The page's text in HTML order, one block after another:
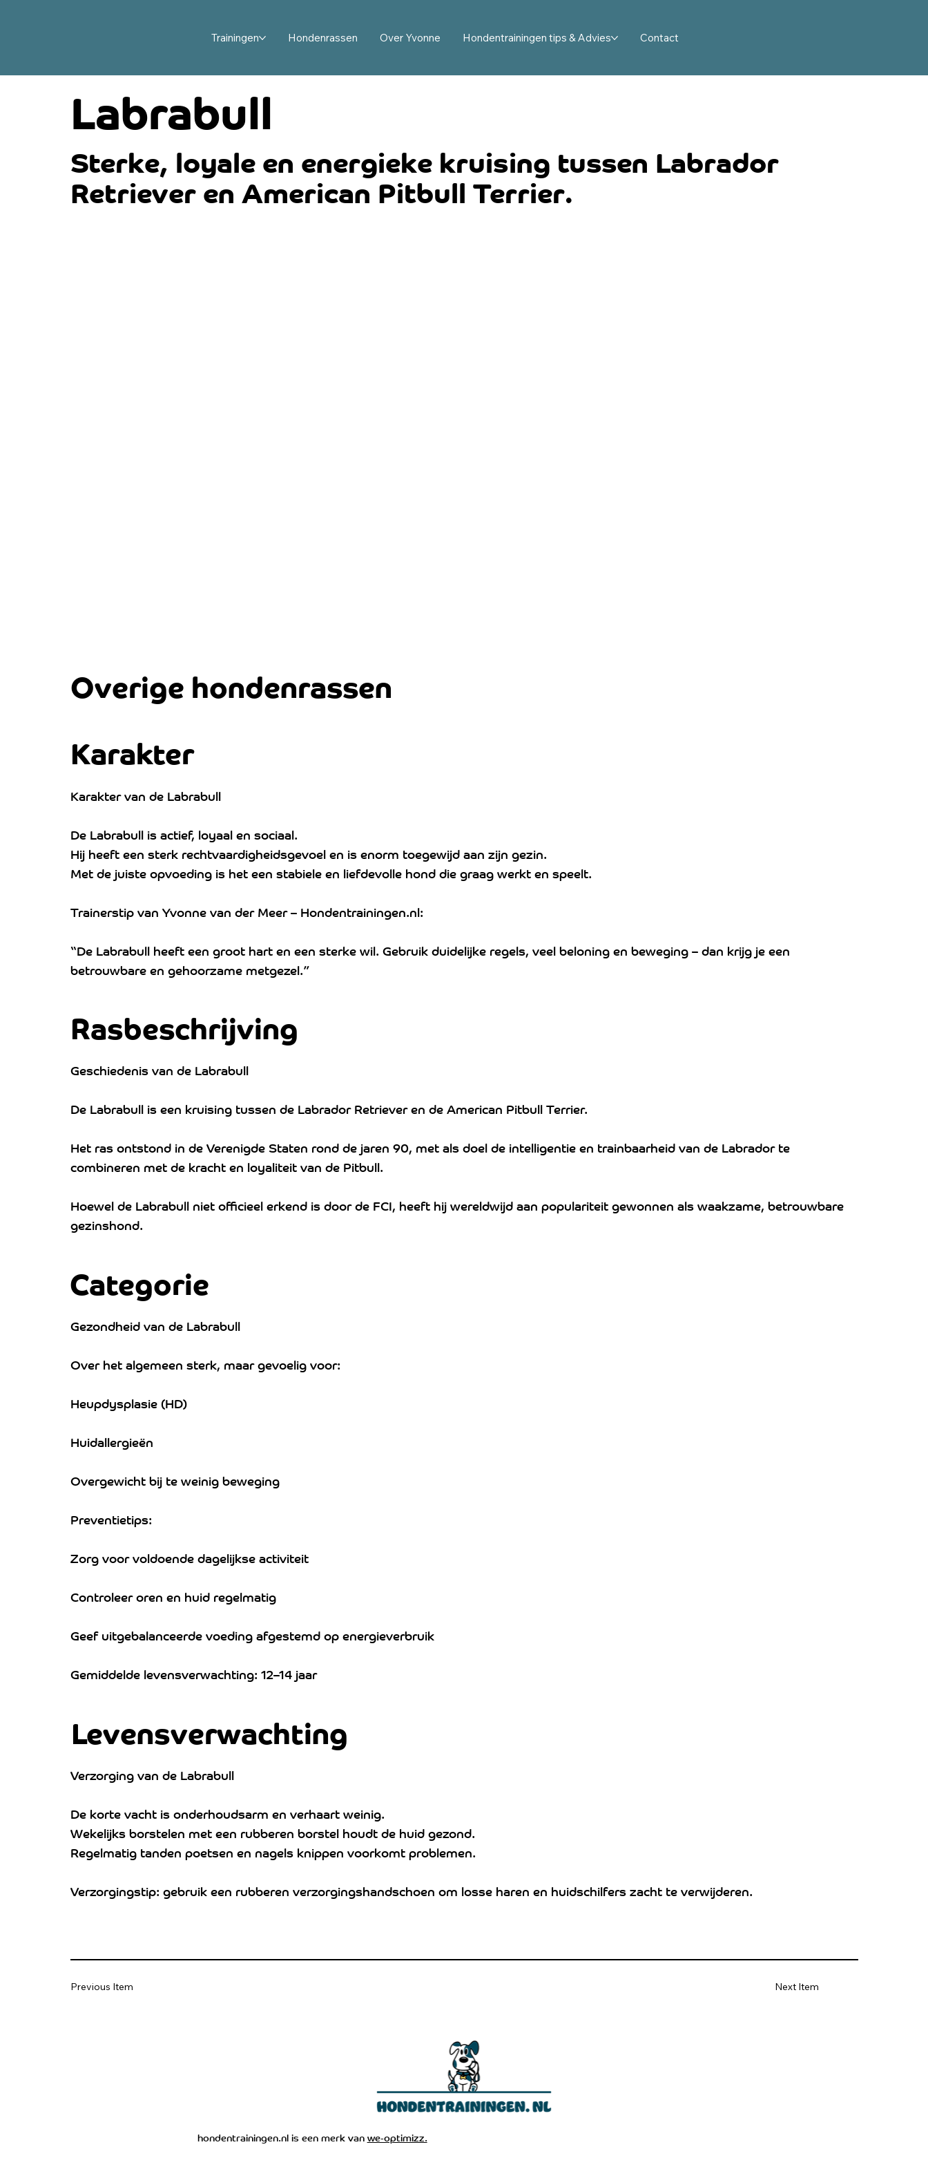
Trainingen Hondenrassen Over Yvonne Hondentrainingen tips & Advies Contact
Labrabull
Sterke, loyale en energieke kruising tussen Labrador
Retriever en American Pitbull Terrier.
Overige hondenrassen
Karakter
Karakter van de Labrabull
De Labrabull is actief, loyaal en sociaal.
Hij heeft een sterk rechtvaardigheidsgevoel en is enorm toegewijd aan zijn gezin.
Met de juiste opvoeding is het een stabiele en liefdevolle hond die graag werkt en speelt.
Trainerstip van Yvonne van der Meer – Hondentrainingen.nl:
“De Labrabull heeft een groot hart en een sterke wil. Gebruik duidelijke regels, veel beloning en beweging – dan krijg je een
betrouwbare en gehoorzame metgezel.”
Rasbeschrijving
Geschiedenis van de Labrabull
De Labrabull is een kruising tussen de Labrador Retriever en de American Pitbull Terrier.
Het ras ontstond in de Verenigde Staten rond de jaren 90, met als doel de intelligentie en trainbaarheid van de Labrador te
combineren met de kracht en loyaliteit van de Pitbull.
Hoewel de Labrabull niet officieel erkend is door de FCI, heeft hij wereldwijd aan populariteit gewonnen als waakzame, betrouwbare
gezinshond.
Categorie
Gezondheid van de Labrabull
Over het algemeen sterk, maar gevoelig voor:
Heupdysplasie (HD)
Huidallergieën
Overgewicht bij te weinig beweging
Preventietips:
Zorg voor voldoende dagelijkse activiteit
Controleer oren en huid regelmatig
Geef uitgebalanceerde voeding afgestemd op energieverbruik
Gemiddelde levensverwachting: 12–14 jaar
Levensverwachting
Verzorging van de Labrabull
De korte vacht is onderhoudsarm en verhaart weinig.
Wekelijks borstelen met een rubberen borstel houdt de huid gezond.
Regelmatig tanden poetsen en nagels knippen voorkomt problemen.
Verzorgingstip: gebruik een rubberen verzorgingshandschoen om losse haren en huidschilfers zacht te verwijderen.
Previous Item Next Item
hondentrainingen.nl is een merk vanwe-optimizz.